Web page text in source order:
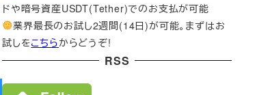
ドや暗号資産USDT(Tether)でのお支払が可能
業界最長のお試し2週間(14日)が可能。まずはお
試しをこちらからどうぞ!
RSS